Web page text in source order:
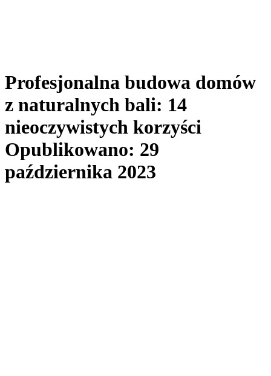
Profesjonalna budowa domów
z naturalnych bali: 14
nieoczywistych korzyści
Opublikowano: 29
października 2023